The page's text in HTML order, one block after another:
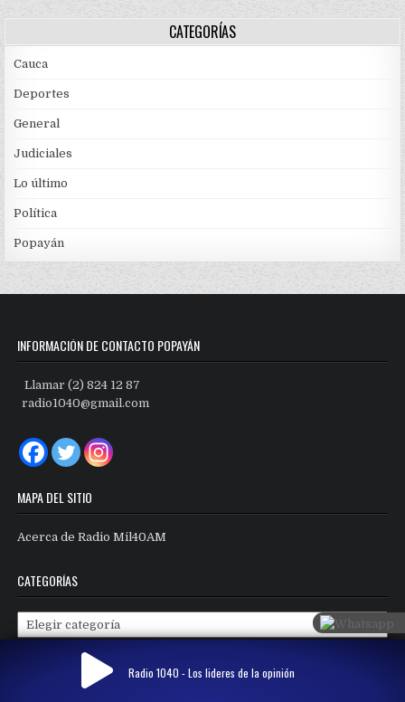
CATEGORÍAS
Cauca
Deportes
General
Judiciales
Lo último
Política
Popayán
INFORMACIÓN DE CONTACTO POPAYÁN
Llamar (2) 824 12 87
radio1040@gmail.com
MAPA DEL SITIO
Acerca de Radio Mil40AM
CATEGORÍAS
Categorías
Radio 1040 - Los lideres de la opinión